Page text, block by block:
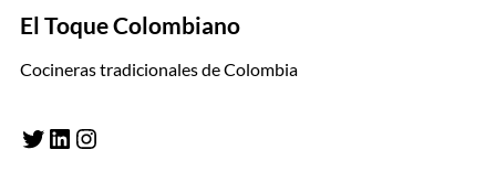
El Toque Colombiano
Cocineras tradicionales de Colombia
Twitter LinkedIn Instagram